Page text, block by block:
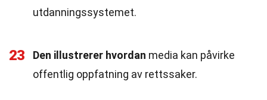
utdanningssystemet.
23 Den illustrerer hvordan media kan påvirke
offentlig oppfatning av rettssaker.